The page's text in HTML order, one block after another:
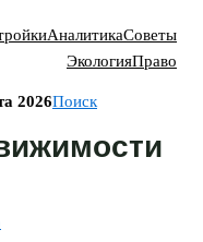
АналитикаСоветы
ЭкологияПраво
2026Поиск